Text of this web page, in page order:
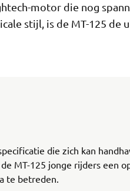
motor die nog
stijl, is de MT-125 de
die zich kan
MT-125 jonge rijders een
te betreden.